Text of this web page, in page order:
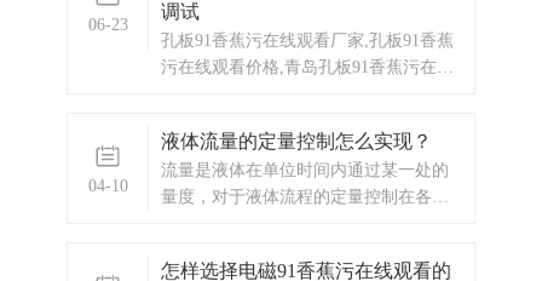
费，天然气预付费，热水预付费，显示
仪表，热量表，差压式仪表，分析仪
器，水质监测设备，压力仪表等，以及
06-23
调试
孔板91香蕉污在线观看厂家,孔板91香蕉
污在线观看价格,青岛孔板91香蕉污在线
04-10
液体流量的定量控制怎么实现？
流量是液体在单位时间内通过某一处的
量度，对于液体流程的定量控制在各种
怎样选择电磁91香蕉污在线观看的